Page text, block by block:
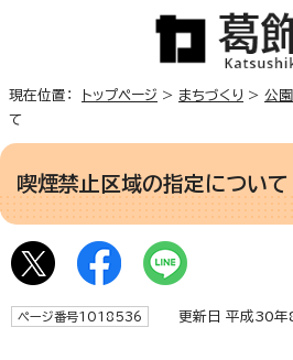
現在位置： トップページ > まちづくり > 公園
て
喫煙禁止区域の指定について
ページ番号1018536 更新日 平成30年